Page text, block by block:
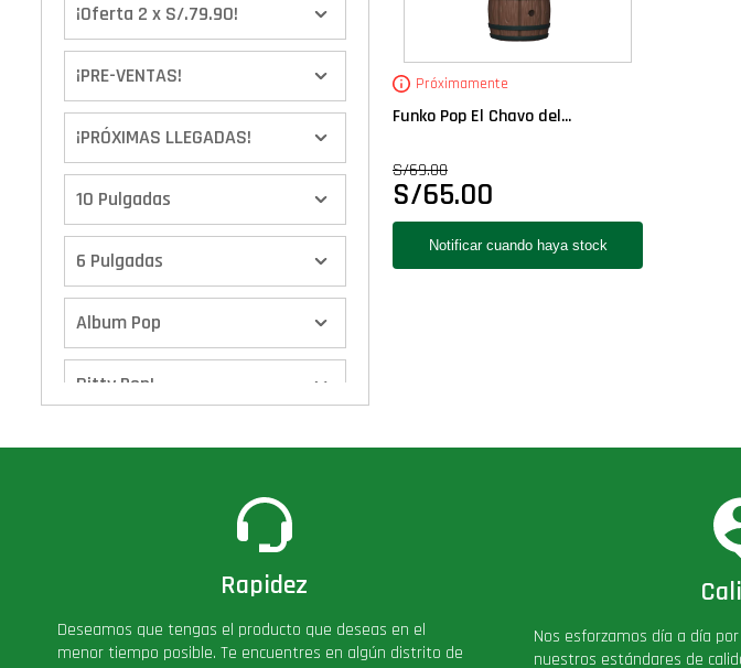
¡Oferta 2 x S/.79.90!
¡PRE-VENTAS!
¡PRÓXIMAS LLEGADAS!
10 Pulgadas
6 Pulgadas
Album Pop
Bitty Pop!
Boxes
Calendario de Adviento
Deluxe
Próximamente
Funko Pop El Chavo del...
S/69.00
S/65.00
Rapidez
Deseamos que tengas el producto que deseas en el
menor tiempo posible. Te encuentres en algún distrito de
Nos esforzamos día a día
nuestros estándares de